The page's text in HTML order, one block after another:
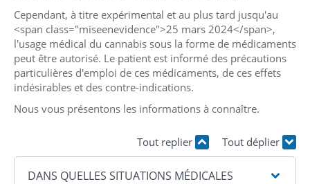
Cependant, à titre expérimental et au plus tard jusqu'au
<span class="miseenevidence">25 mars 2024</span>,
l'usage médical du cannabis sous la forme de médicaments
peut être autorisé. Le patient est informé des précautions
particulières d'emploi de ces médicaments, de ces effets
indésirables et des contre-indications.
Nous vous présentons les informations à connaître.
Tout replier Tout déplier
DANS QUELLES SITUATIONS MÉDICALES